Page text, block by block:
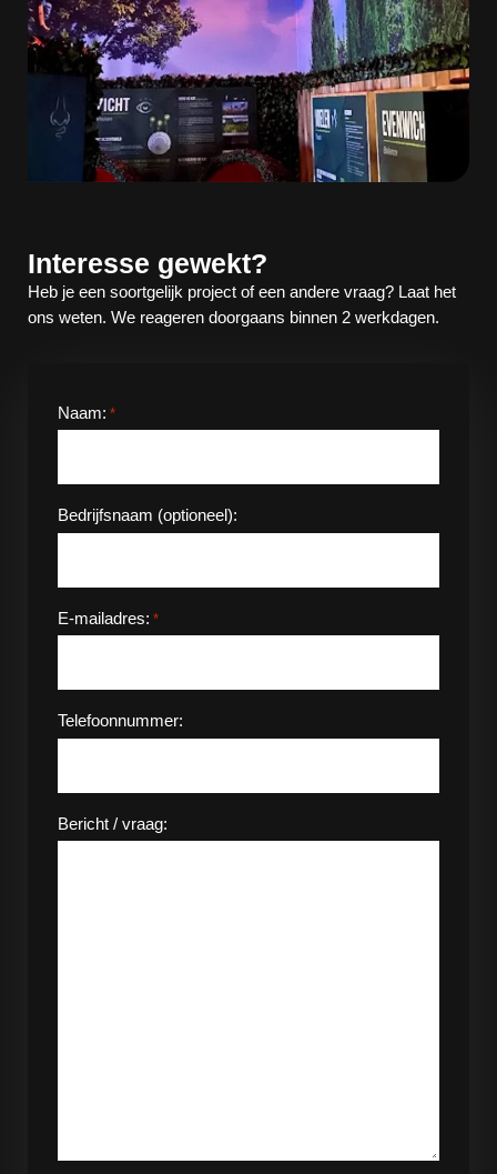
Interesse gewekt?
Heb je een soortgelijk project of een andere vraag? Laat het
ons weten. We reageren doorgaans binnen 2 werkdagen.
Naam: *
Bedrijfsnaam (optioneel):
E-mailadres: *
Telefoonnummer:
Bericht / vraag: